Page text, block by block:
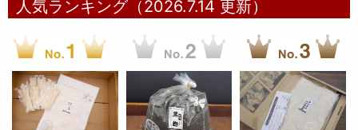
人気ランキング（2026.7.14 更新）